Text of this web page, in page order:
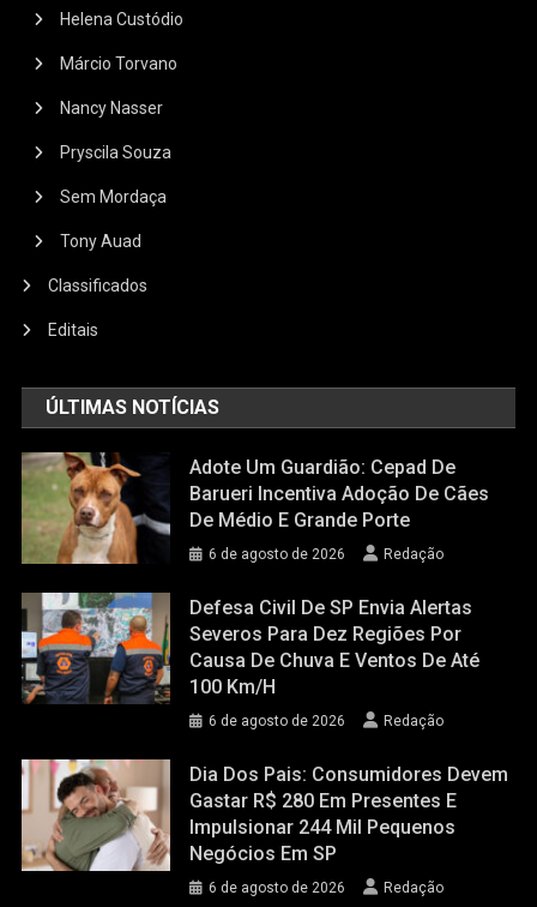
Helena Custódio
Márcio Torvano
Nancy Nasser
Pryscila Souza
Sem Mordaça
Tony Auad
Classificados
Editais
ÚLTIMAS NOTÍCIAS
Adote Um Guardião: Cepad De
Barueri Incentiva Adoção De Cães
De Médio E Grande Porte
6 de agosto de 2026 Redação
Defesa Civil De SP Envia Alertas
Severos Para Dez Regiões Por
Causa De Chuva E Ventos De Até
100 Km/h
6 de agosto de 2026 Redação
Dia Dos Pais: Consumidores Devem
Gastar R$ 280 Em Presentes E
Impulsionar 244 Mil Pequenos
Negócios Em SP
6 de agosto de 2026 Redação